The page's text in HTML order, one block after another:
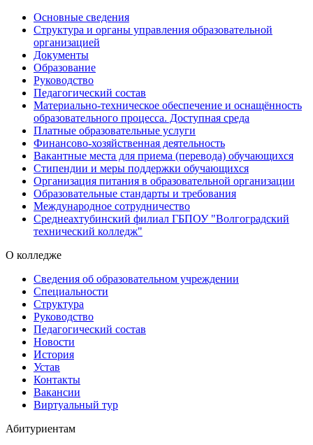
Основные сведения
Структура и органы управления образовательной
организацией
Документы
Образование
Руководство
Педагогический состав
Материально-техническое обеспечение и оснащённость
образовательного процесса. Доступная среда
Платные образовательные услуги
Финансово-хозяйственная деятельность
Вакантные места для приема (перевода) обучающихся
Стипендии и меры поддержки обучающихся
Организация питания в образовательной организации
Образовательные стандарты и требования
Международное сотрудничество
Среднеахтубинский филиал ГБПОУ "Волгоградский
технический колледж"
О колледже
Сведения об образовательном учреждении
Специальности
Структура
Руководство
Педагогический состав
Новости
История
Устав
Контакты
Вакансии
Виртуальный тур
Абитуриентам